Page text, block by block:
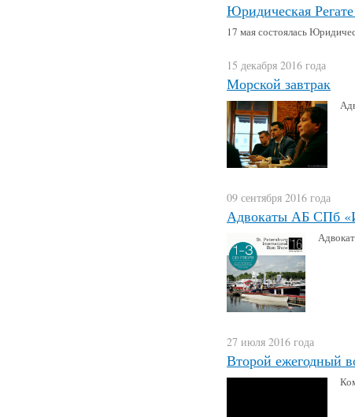
Юридическая
17 мая состоялась
15 декабря 2016 года
Морской завтрак
09 сентября 2016 года
Адвокаты АБ СПб
27 июля 2016 года
Второй ежегодный